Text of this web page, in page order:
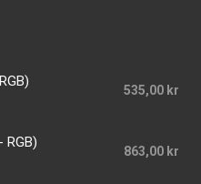
535,00 kr
RGB)
863,00 kr